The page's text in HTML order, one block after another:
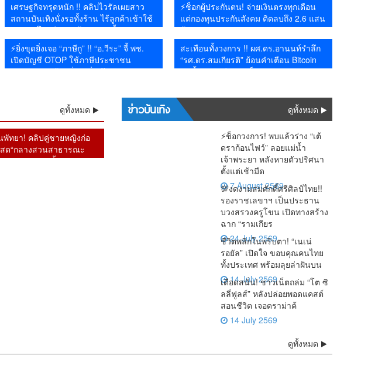
เศรษฐกิจทรุดหนัก !! คลิปไวรัลเผยสาว
สถานบันเทิงนั่งรอทั้งร้าน ไร้ลูกค้าเข้าใช้
บริการ โซเชียลสะท้อนกำลังซื้อหดตัว
⚡ช็อกผู้ประกันตน! จ่ายเงินตรงทุกเดือน
แต่กองทุนประกันสังคม ติดลบถึง 2.6 แสน
ล้าน
⚡ยิ่งขุดยิ่งเจอ “ภาษีกู” !! “อ.วีระ” จี้ พช.
เปิดบัญชี OTOP ใช้ภาษีประชาชน
มหาศาล แต่ร้านยิ่งทำยิ่งเจ๊ง
สะเทือนทั้งวงการ !! ผศ.ดร.อานนท์รำลึก
“รศ.ดร.สมเกียรติ” ย้อนคำเตือน Bitcoin
วันนี้หลายคดีกลายเป็นจริง
ดูทั้งหมด
พัทยา! คลิปคู่ชายหญิงก่อ
สด“กลางสวนสาธารณะ
เดินตรวจผ่านขั้นผงะ
ข่าวบันเทิง ดูทั้งหมด
⚡ช็อกวงการ! พบแล้วร่าง “เต้
ดราก้อนไฟว์” ลอยแม่น้ำ
เจ้าพระยา หลังหายตัวปริศนา
ตั้งแต่เช้ามืด
7 August 2569
💯งดงามสมศักดิ์ศรีศิลป์ไทย!!
รองราชเลขาฯ เป็นประธาน
บวงสรวงครูโขน เปิดทางสร้าง
ฉาก “รามเกียร
24 July 2569
ชีวิตพลิกในพริบตา! “เนเน่
รอยัล” เปิดใจ ขอบคุณคนไทย
ทั้งประเทศ พร้อมลุยล่าฝันบน
14 July 2569
เดือดสนั่น! ชาวเน็ตถล่ม “โต ซิ
ลลี่ฟูลส์” หลังปล่อยพอดแคสต์
สอนชีวิต เจอดราม่าค้
14 July 2569
ดูทั้งหมด
“โต ซิลลี่ฟูลส์” หลังปล่อย
คลิป “เนเน่ รอยัล” ซ้ำ
🚨 ด่วน! “หนุ่ม กรรชัย”
เปิดผลตรวจ DNA ชี้ชัด
BLACKPINK” สร้างชื่อ
สัญญาณเตือน “รายการ
ความจริงโผล่ ! “ทราย
สก๊อต” อ้างหลักฐาน